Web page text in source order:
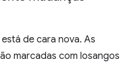
está de cara nova. As
marcadas com losangos